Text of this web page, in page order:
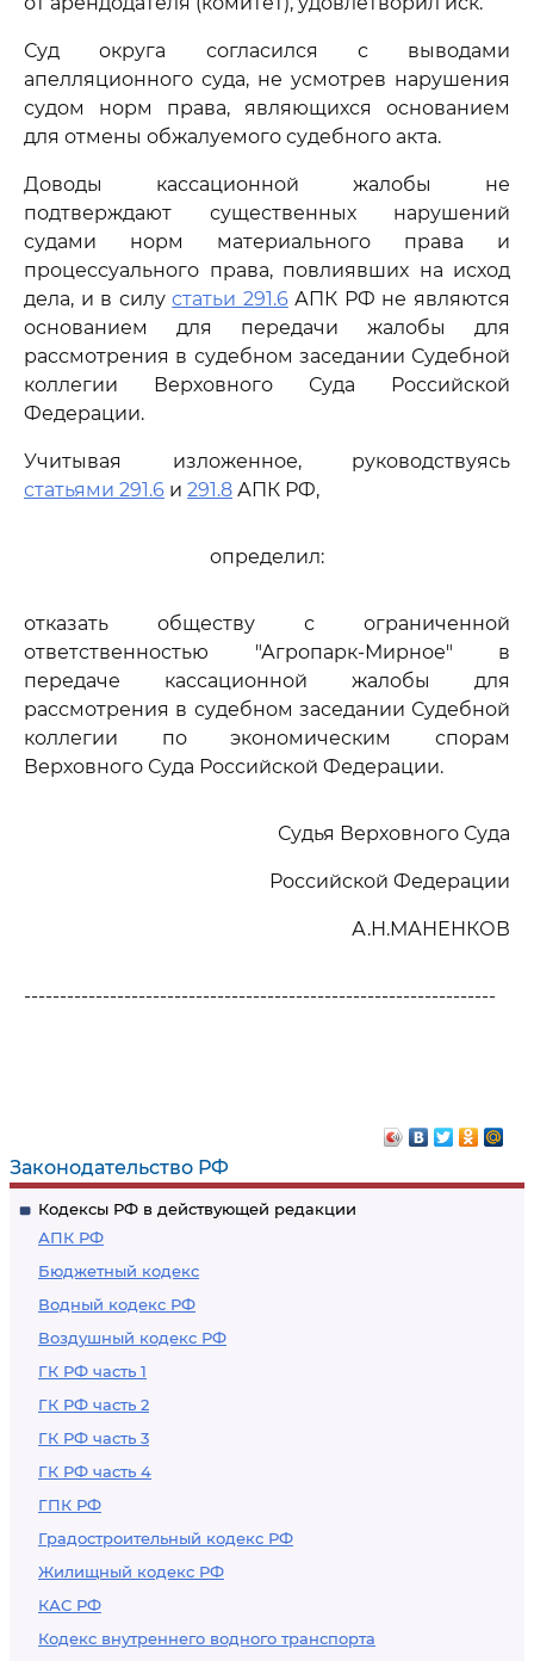
Законодательство РФ
Кодексы РФ в действующей редакции
АПК РФ
Бюджетный кодекс
Водный кодекс РФ
Воздушный кодекс РФ
ГК РФ часть 1
ГК РФ часть 2
ГК РФ часть 3
ГК РФ часть 4
ГПК РФ
Градостроительный кодекс РФ
Жилищный кодекс РФ
КАС РФ
Кодекс внутреннего водного транспорта
Суд округа согласился с выводами
апелляционного суда, не усмотрев нарушения
судом норм права, являющихся основанием
для отмены обжалуемого судебного акта.
Доводы кассационной жалобы не
подтверждают существенных нарушений
судами норм материального права и
процессуального права, повлиявших на исход
дела, и в силустатьи 291.6АПК РФ не являются
основанием для передачи жалобы для
рассмотрения в судебном заседании Судебной
коллегии Верховного Суда Российской
Федерации.
Учитывая изложенное, руководствуясь
статьями 291.6 и 291.8 АПК РФ,
определил:
отказать обществу с ограниченной
ответственностью "Агропарк-Мирное" в
передаче кассационной жалобы для
рассмотрения в судебном заседании Судебной
коллегии по экономическим спорам
Верховного Суда Российской Федерации.
Судья Верховного Суда
Российской Федерации
А.Н.МАНЕНКОВ
------------------------------------------------------------------